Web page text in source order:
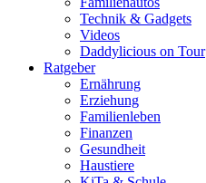
Technik & Gadgets
Videos
Daddylicious on Tour
Ratgeber
Ernährung
Erziehung
Familienleben
Finanzen
Gesundheit
Haustiere